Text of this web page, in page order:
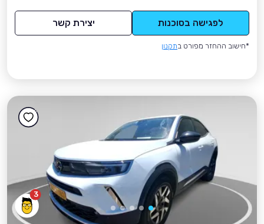
לפגישה בסוכנות יצירת קשר
*חישוב ההחזר מפורט בתקנון
3